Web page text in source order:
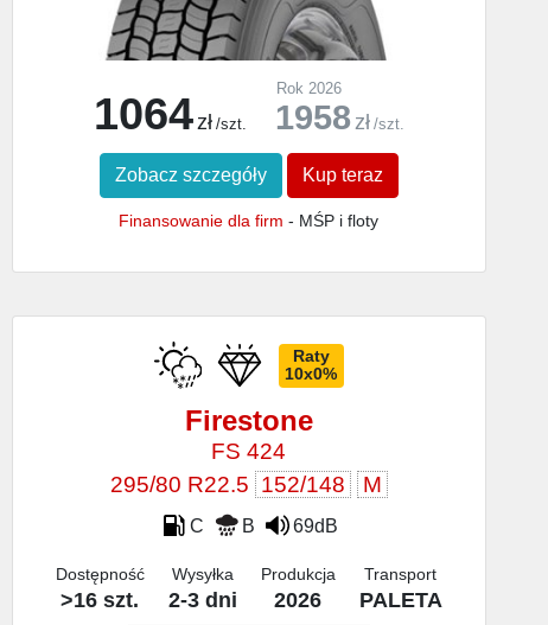
1064 zł /szt.
Rok 2026
1958 zł /szt.
Zobacz szczegóły Kup teraz
Finansowanie dla firm - MŚP i floty
Raty
10x0%
Firestone
FS 424
295/80 R22.5 152/148 M
C B 69dB
Dostępność
>16 szt.
Wysyłka
2-3 dni
Produkcja
2026
Transport
PALETA